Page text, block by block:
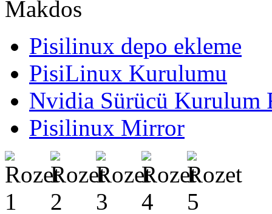
Pisilinux depo ekleme
PisiLinux Kurulumu
Nvidia Sürücü Kurulum
Pisilinux Mirror